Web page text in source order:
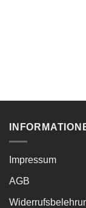
Impressum
AGB